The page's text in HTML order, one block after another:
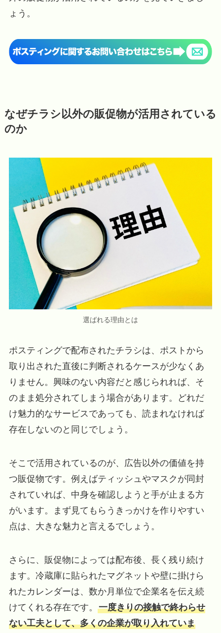
ょう。
なぜチラシ以外の販促物が活用されている
のか
選ばれる理由とは
ポスティングで配布されたチラシは、ポストから
取り出された直後に判断されるケースが少なくあ
りません。興味のない内容だと感じられれば、そ
のまま処分されてしまう場合があります。どれだ
け魅力的なサービスであっても、読まれなければ
存在しないのと同じでしょう。
そこで活用されているのが、広告以外の価値を持
つ販促物です。例えばティッシュやマスクが同封
されていれば、中身を確認しようと手が止まる方
がいます。まず見てもらうきっかけを作りやすい
点は、大きな魅力と言えるでしょう。
さらに、販促物によっては配布後、長く残り続け
ます。冷蔵庫に貼られたマグネットや壁に掛けら
れたカレンダーは、数か月単位で企業名を伝え続
けてくれる存在です。 一度きりの接触で終わらせ
ない工夫として、多くの企業が取り入れていま